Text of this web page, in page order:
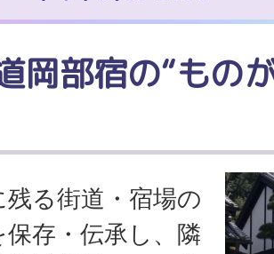
岡部宿の“もの
残る街道・宿場の
保存・伝承し、隣